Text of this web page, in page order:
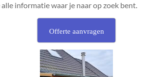
informatie waar je naar op zoek bent.
Offerte aanvragen